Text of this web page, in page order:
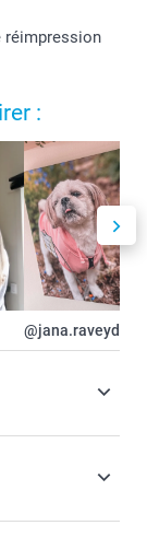
réimpression
:
@jana.raveydts